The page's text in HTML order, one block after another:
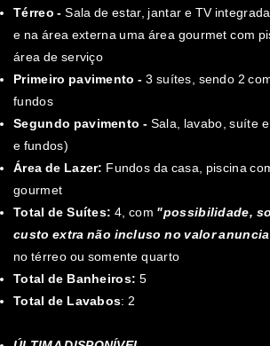
Térreo -Sala de estar, jantar e TV
e na área externa uma área gourmet com
área de serviço
Primeiro pavimento - 3 suítes, sendo 2
fundos
Segundo pavimento - Sala, lavabo, suíte
e fundos)
Área de Lazer: Fundos da casa, piscina
gourmet
Total de Suítes: 4, com "possibilidade,
custo extra não incluso no valor
no térreo ou somente quarto
Total de Banheiros: 5
Total de Lavabos: 2